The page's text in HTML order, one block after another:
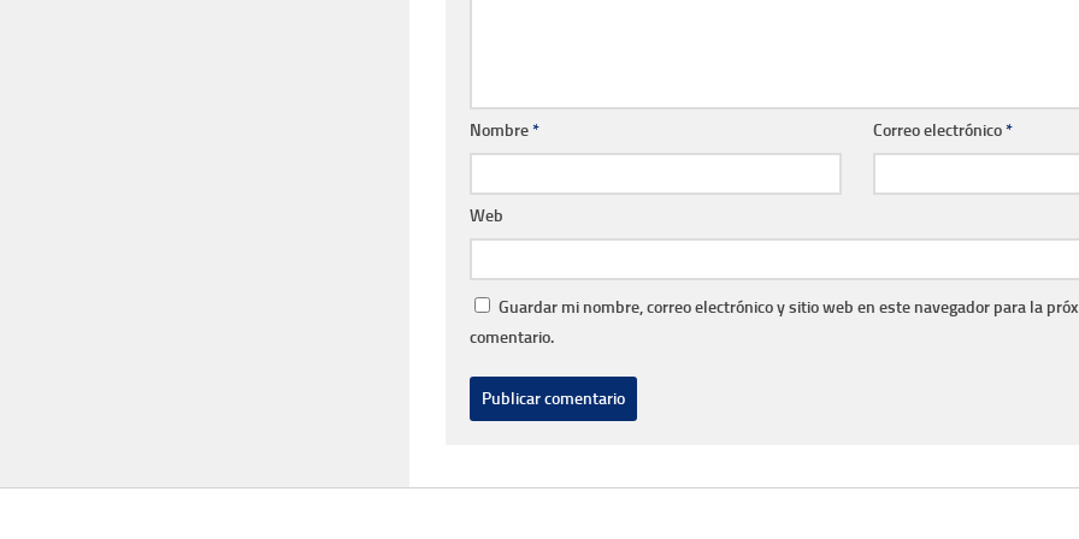
Nombre* Correo electrónico*
Web
Guardar mi nombre, correo electrónico y sitio web en este navegador para la
comentario.